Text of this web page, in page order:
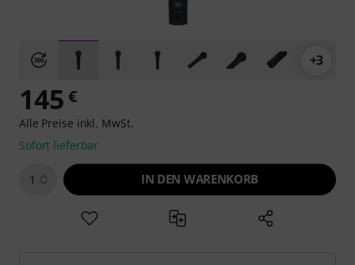
+3
145 €
Alle Preise inkl. MwSt.
Sofort lieferbar
1 IN DEN WARENKORB